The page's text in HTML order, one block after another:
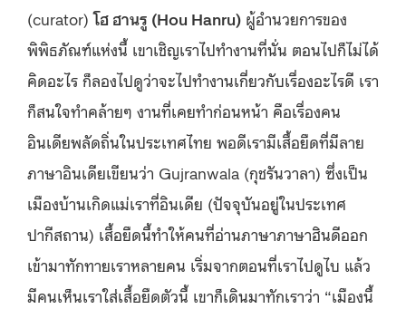
(curator)โฮ ฮานรู (Hou Hanru) ผู้อำนวยการของ
พิพิธภัณฑ์แห่งนี้ เขาเชิญเราไปทำงานที่นั่น ตอนไปก็ไม่ได้
คิดอะไร ก็ลองไปดูว่าจะไปทำงานเกี่ยวกับเรื่องอะไรดี เรา
ก็สนใจทำคล้ายๆ งานที่เคยทำก่อนหน้า คือเรื่องคน
อินเดียพลัดถิ่นในประเทศไทย พอดีเรามีเสื้อยืดที่มีลาย
ภาษาอินเดียเขียนว่า Gujranwala (กุชรันวาลา) ซึ่งเป็น
เมืองบ้านเกิดแม่เราที่อินเดีย (ปัจจุบันอยู่ในประเทศ
ปากีสถาน) เสื้อยืดนี้ทำให้คนที่อ่านภาษาภาษาฮินดีออก
เข้ามาทักทายเราหลายคน เริ่มจากตอนที่เราไปดูไบ แล้ว
มีคนเห็นเราใส่เสื้อยืดตัวนี้ เขาก็เดินมาทักเราว่า “เมืองนี้